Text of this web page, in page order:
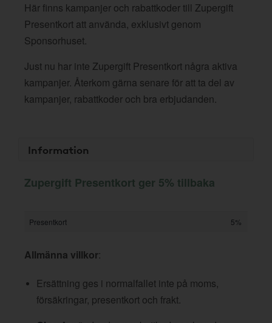
Här finns kampanjer och rabattkoder till Zupergift
Presentkort att använda, exklusivt genom
Sponsorhuset.
Just nu har inte Zupergift Presentkort några aktiva
kampanjer. Återkom gärna senare för att ta del av
kampanjer, rabattkoder och bra erbjudanden.
Information
Zupergift Presentkort ger 5% tillbaka
Presentkort 5%
Allmänna villkor:
Ersättning ges i normalfallet inte på moms,
försäkringar, presentkort och frakt.